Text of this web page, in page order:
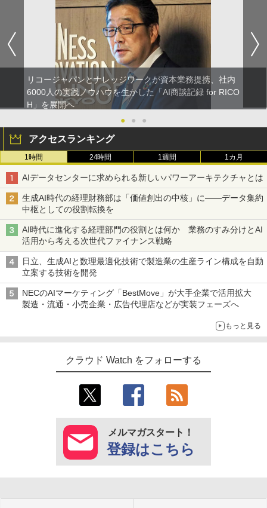
リコージャパンとナレッジワークが資本業務提携、社内
6000人の実践ノウハウを生かした「AI商談記録 for RICO
H」を展開へ
●
● ●
アクセスランキング
1時間 24時間 1週間 1カ月
AIデータセンターに求められる新しいパワーアーキテクチャとは
生成AI時代の経理財務部は「価値創出の中核」に――データ集約
中枢としての役割転換を
AI時代に進化する経理部門の役割とは何か 業務のすみ分けとAI
活用から考える次世代ファイナンス戦略
日立、生成AIと数理最適化技術で製造業の生産ライン構成を自動
立案する技術を開発
NECのAIマーケティング「BestMove」が大手企業で活用拡大
製造・流通・小売企業・広告代理店などが実装フェーズへ
もっと見る
クラウド Watch をフォローする
メルマガスタート！
登録はこちら